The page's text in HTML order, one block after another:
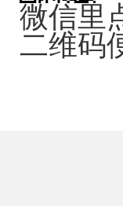
微信里
二维码